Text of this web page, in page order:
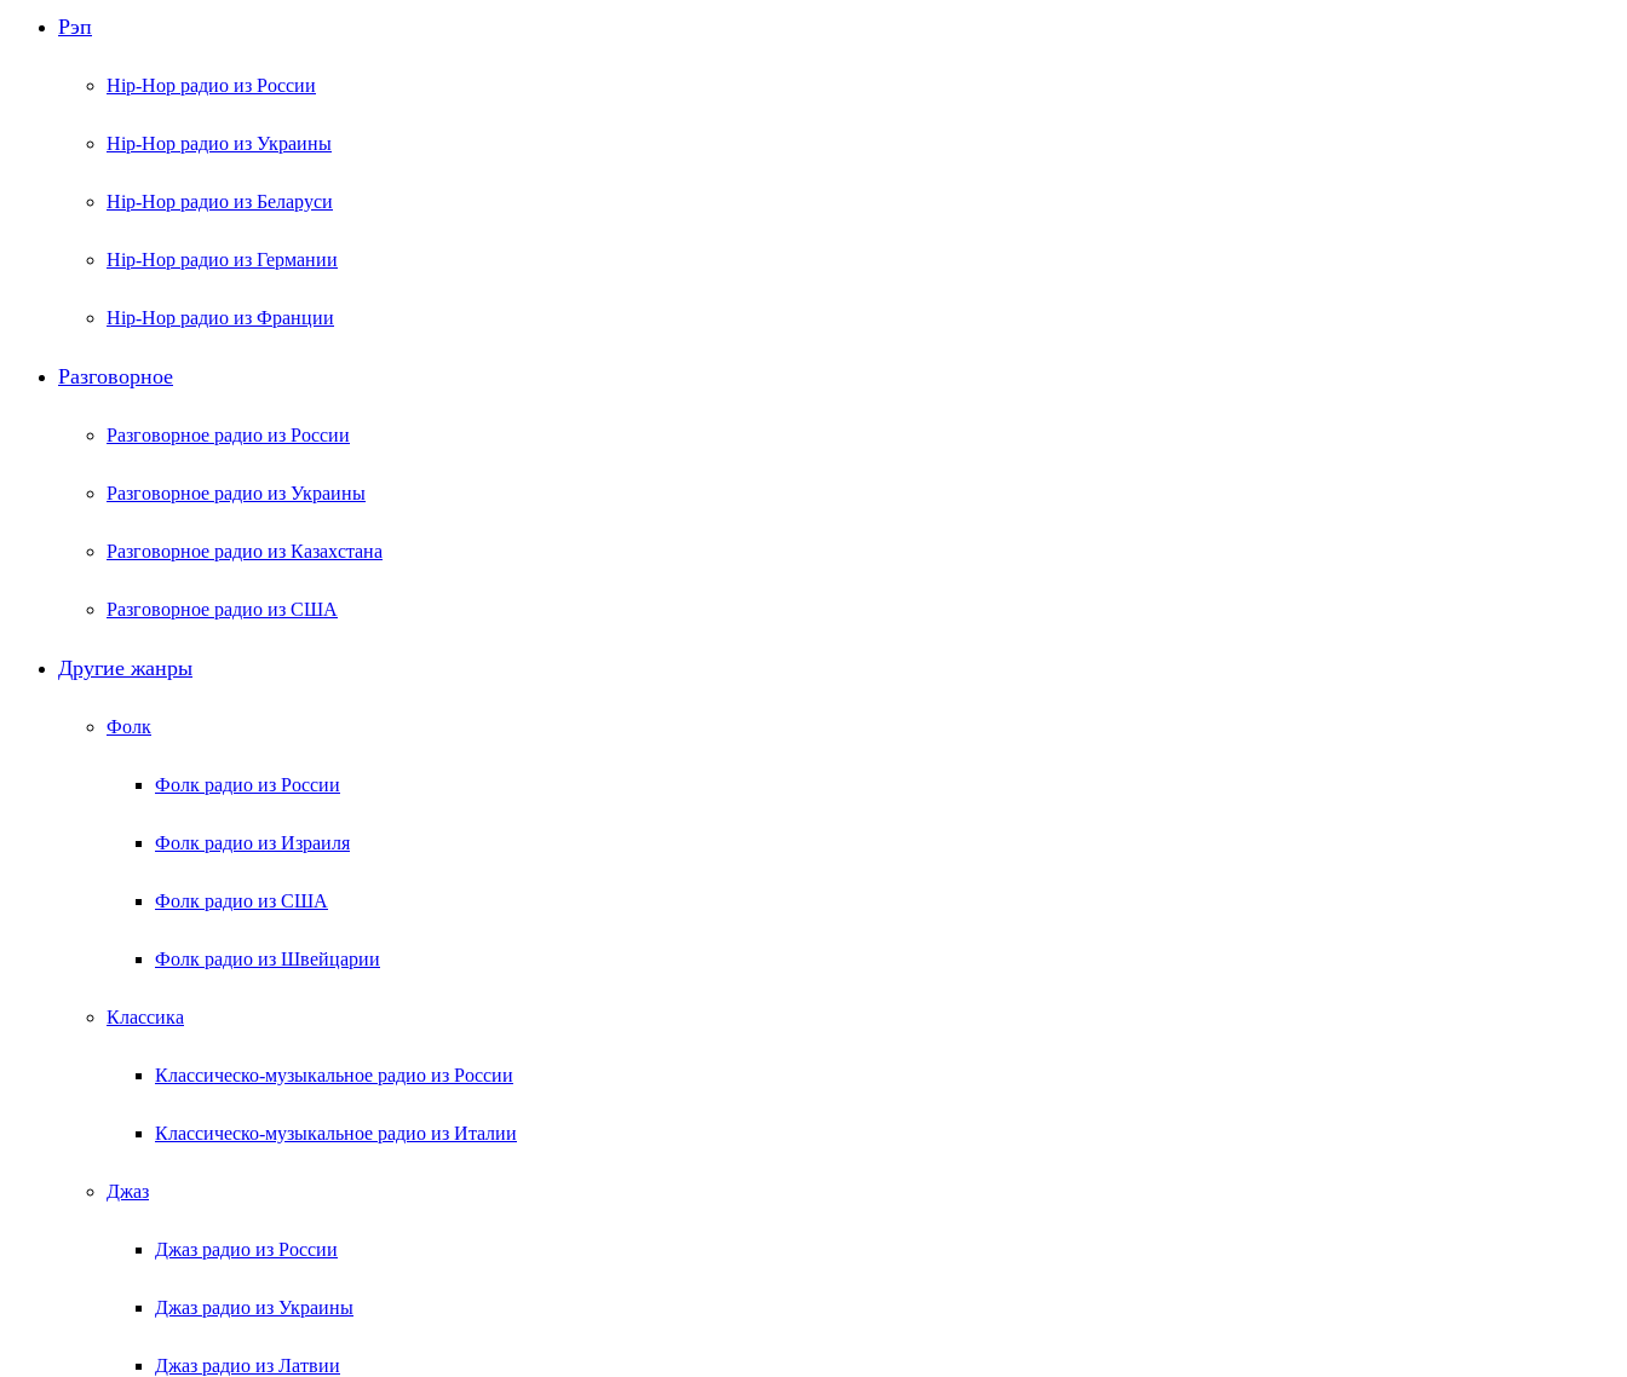
Рэп
Hip-Hop радио из России
Hip-Hop радио из Украины
Hip-Hop радио из Беларуси
Hip-Hop радио из Германии
Hip-Hop радио из Франции
Разговорное
Разговорное радио из России
Разговорное радио из Украины
Разговорное радио из Казахстана
Разговорное радио из США
Другие жанры
Фолк
Фолк радио из России
Фолк радио из Израиля
Фолк радио из США
Фолк радио из Швейцарии
Классика
Классическо-музыкальное радио из России
Классическо-музыкальное радио из Италии
Джаз
Джаз радио из России
Джаз радио из Украины
Джаз радио из Латвии